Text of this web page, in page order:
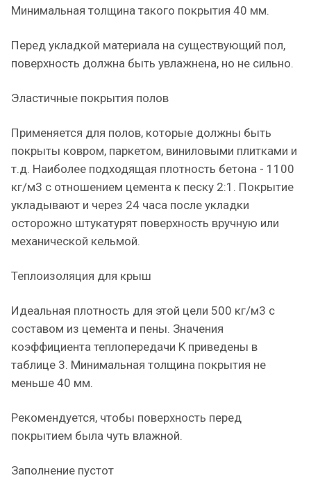
Минимальная толщина такого покрытия 40 мм.
Перед укладкой материала на существующий пол,
поверхность должна быть увлажнена, но не сильно.
Эластичные покрытия полов
Применяется для полов, которые должны быть
покрыты ковром, паркетом, виниловыми плитками и
т.д. Наиболее подходящая плотность бетона - 1100
кг/м3 с отношением цемента к песку 2:1. Покрытие
укладывают и через 24 часа после укладки
осторожно штукатурят поверхность вручную или
механической кельмой.
Теплоизоляция для крыш
Идеальная плотность для этой цели 500 кг/м3 с
составом из цемента и пены. Значения
коэффициента теплопередачи K приведены в
таблице 3. Минимальная толщина покрытия не
меньше 40 мм.
Рекомендуется, чтобы поверхность перед
покрытием была чуть влажной.
Заполнение пустот